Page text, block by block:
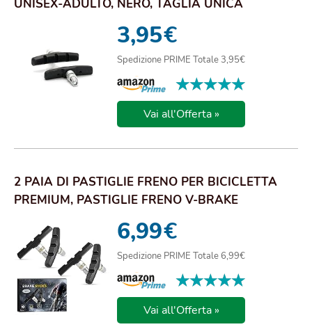
UNISEX-ADULTO, NERO, TAGLIA UNICA
3,95€
Spedizione PRIME Totale 3,95€
★★★★★
★★★★★
Vai all'Offerta »
2 PAIA DI PASTIGLIE FRENO PER BICICLETTA
PREMIUM, PASTIGLIE FRENO V-BRAKE
6,99€
Spedizione PRIME Totale 6,99€
★★★★★
★★★★★
Vai all'Offerta »